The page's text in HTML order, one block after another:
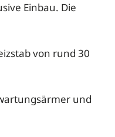
Einbau. Die
von rund 30
und